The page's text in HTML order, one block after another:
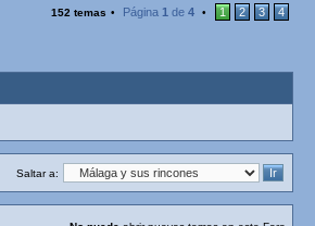
152 temas • Página 1 de 4 • 1 2 3 4
Saltar a: